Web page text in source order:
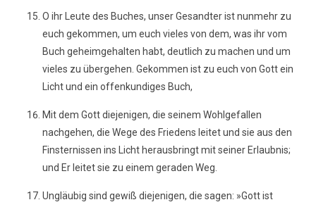
O ihr Leute des Buches, unser Gesandter ist nunmehr zu
euch gekommen, um euch vieles von dem, was ihr vom
Buch geheimgehalten habt, deutlich zu machen und um
vieles zu übergehen. Gekommen ist zu euch von Gott ein
Licht und ein offenkundiges Buch,
Mit dem Gott diejenigen, die seinem Wohlgefallen
nachgehen, die Wege des Friedens leitet und sie aus den
Finsternissen ins Licht herausbringt mit seiner Erlaubnis;
und Er leitet sie zu einem geraden Weg.
Ungläubig sind gewiß diejenigen, die sagen: »Gott ist